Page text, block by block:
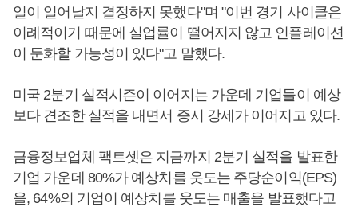
일이 일어날지 결정하지 못했다"며 "이번 경기 사이클은
이례적이기 때문에 실업률이 떨어지지 않고 인플레이션
이 둔화할 가능성이 있다"고 말했다.
미국 2분기 실적시즌이 이어지는 가운데 기업들이 예상
보다 견조한 실적을 내면서 증시 강세가 이어지고 있다.
금융정보업체 팩트셋은 지금까지 2분기 실적을 발표한
기업 가운데 80%가 예상치를 웃도는 주당순이익(EPS)
을, 64%의 기업이 예상치를 웃도는 매출을 발표했다고